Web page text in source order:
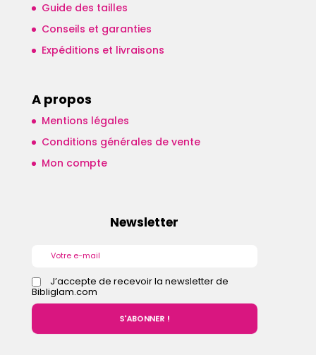
Guide des tailles
Conseils et garanties
Expéditions et livraisons
A propos
Mentions légales
Conditions générales de vente
Mon compte
Newsletter
J’accepte de recevoir la newsletter de
Bibliglam.com